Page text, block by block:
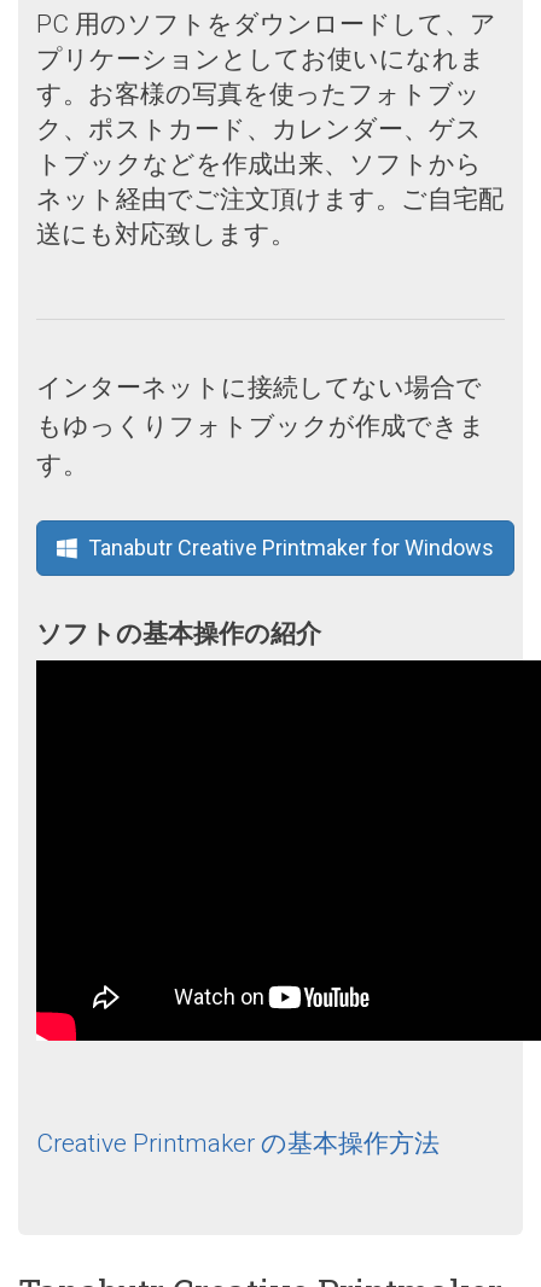
PC 用のソフトをダウンロードして、ア
プリケーションとしてお使いになれま
す。お客様の写真を使ったフォトブッ
ク、ポストカード、カレンダー、ゲス
トブックなどを作成出来、ソフトから
ネット経由でご注文頂けます。ご自宅配
送にも対応致します。
インターネットに接続してない場合で
もゆっくりフォトブックが作成できま
す。
Tanabutr Creative Printmaker for Windows
ソフトの基本操作の紹介
Creative Printmaker の基本操作方法